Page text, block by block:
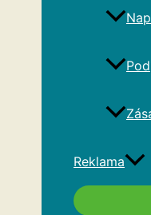
Reklama